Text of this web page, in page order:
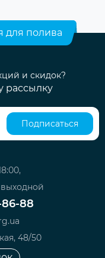
для полива
и скидок?
рассылку
Подписаться
выходной
86-88
48/50